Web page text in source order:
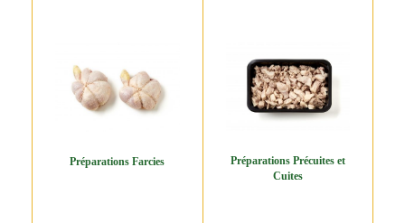
Préparations Farcies
Préparations Précuites et
Cuites